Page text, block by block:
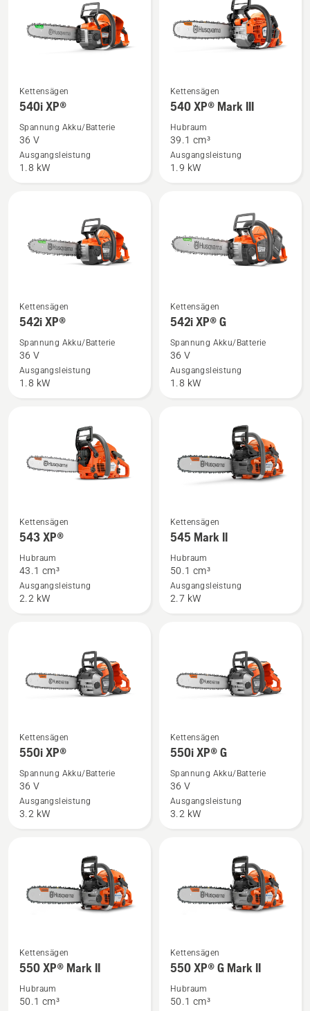
Mehr
Details
540i
XP®
anzeigen
Kettensägen
540i XP®
Spannung Akku/Batterie
36 V
Ausgangsleistung
1.8 kW
Mehr
Details
540 XP®
Mark
Kettensägen
540 XP® Mark III
Hubraum
39.1 cm³
Ausgangsleistung
1.9 kW
Mehr
Details
542i
XP®
anzeigen
Kettensägen
542i XP®
Spannung Akku/Batterie
36 V
Ausgangsleistung
1.8 kW
Mehr
Details
542i
XP®
Kettensägen
542i XP® G
Spannung Akku/Batterie
36 V
Ausgangsleistung
1.8 kW
Mehr
Details
543 XP®
anzeigen
Kettensägen
543 XP®
Hubraum
43.1 cm³
Ausgangsleistung
2.2 kW
Mehr
Details
545
Mark
Kettensägen
545 Mark II
Hubraum
50.1 cm³
Ausgangsleistung
2.7 kW
Mehr
Details
550i
XP®
anzeigen
Kettensägen
550i XP®
Spannung Akku/Batterie
36 V
Ausgangsleistung
3.2 kW
Mehr
Details
550i
XP®
Kettensägen
550i XP® G
Spannung Akku/Batterie
36 V
Ausgangsleistung
3.2 kW
Mehr
Details
550 XP®
Kettensägen
550 XP® Mark II
Hubraum
50.1 cm³
Mehr
Details
550 XP®
Kettensägen
550 XP® G Mark II
Hubraum
50.1 cm³